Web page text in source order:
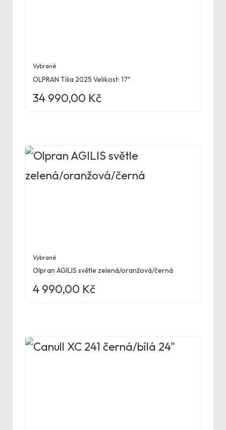
Vybrané
OLPRAN Tilia 2025 Velikost: 17″
34 990,00 Kč
Vybrané
Olpran AGILIS světle zelená/oranžová/černá
4 990,00 Kč